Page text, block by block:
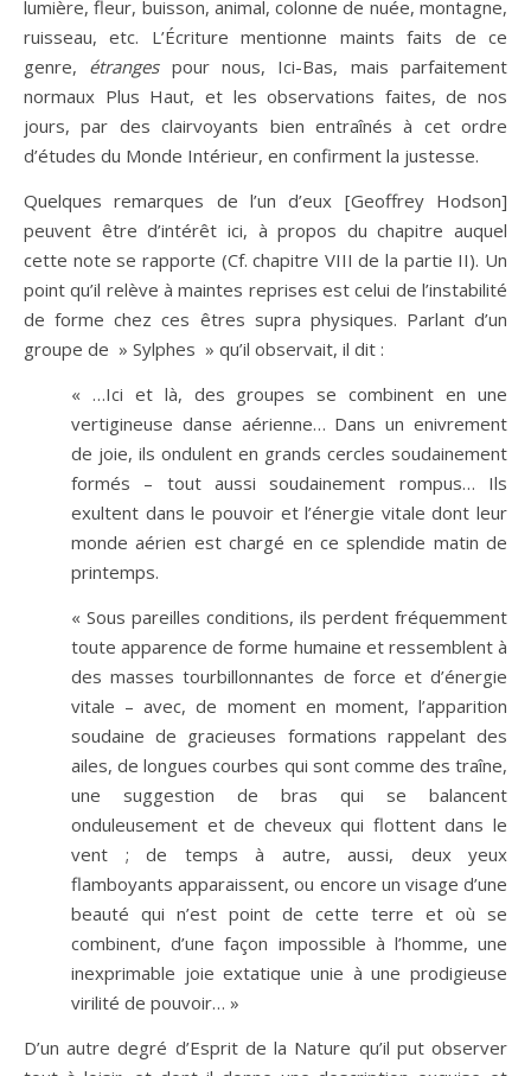
lumière, fleur, buisson, animal, colonne de nuée, montagne,
ruisseau, etc. L’Écriture mentionne maints faits de ce
genre, étrangespour nous, Ici-Bas, mais parfaitement
normaux Plus Haut, et les observations faites, de nos
jours, par des clairvoyants bien entraînés à cet ordre
d’études du Monde Intérieur, en confirment la justesse.
Quelques remarques de l’un d’eux [Geoffrey Hodson]
peuvent être d’intérêt ici, à propos du chapitre auquel
cette note se rapporte (Cf. chapitre VIII de la partie II). Un
point qu’il relève à maintes reprises est celui de l’instabilité
de forme chez ces êtres supra physiques. Parlant d’un
groupe de » Sylphes » qu’il observait, il dit :
« …Ici et là, des groupes se combinent en une
vertigineuse danse aérienne… Dans un enivrement
de joie, ils ondulent en grands cercles soudainement
formés – tout aussi soudainement rompus… Ils
exultent dans le pouvoir et l’énergie vitale dont leur
monde aérien est chargé en ce splendide matin de
printemps.
« Sous pareilles conditions, ils perdent fréquemment
toute apparence de forme humaine et ressemblent à
des masses tourbillonnantes de force et d’énergie
vitale – avec, de moment en moment, l’apparition
soudaine de gracieuses formations rappelant des
ailes, de longues courbes qui sont comme des traîne,
une suggestion de bras qui se balancent
onduleusement et de cheveux qui flottent dans le
vent ; de temps à autre, aussi, deux yeux
flamboyants apparaissent, ou encore un visage d’une
beauté qui n’est point de cette terre et où se
combinent, d’une façon impossible à l’homme, une
inexprimable joie extatique unie à une prodigieuse
virilité de pouvoir… »
D’un autre degré d’Esprit de la Nature qu’il put observer